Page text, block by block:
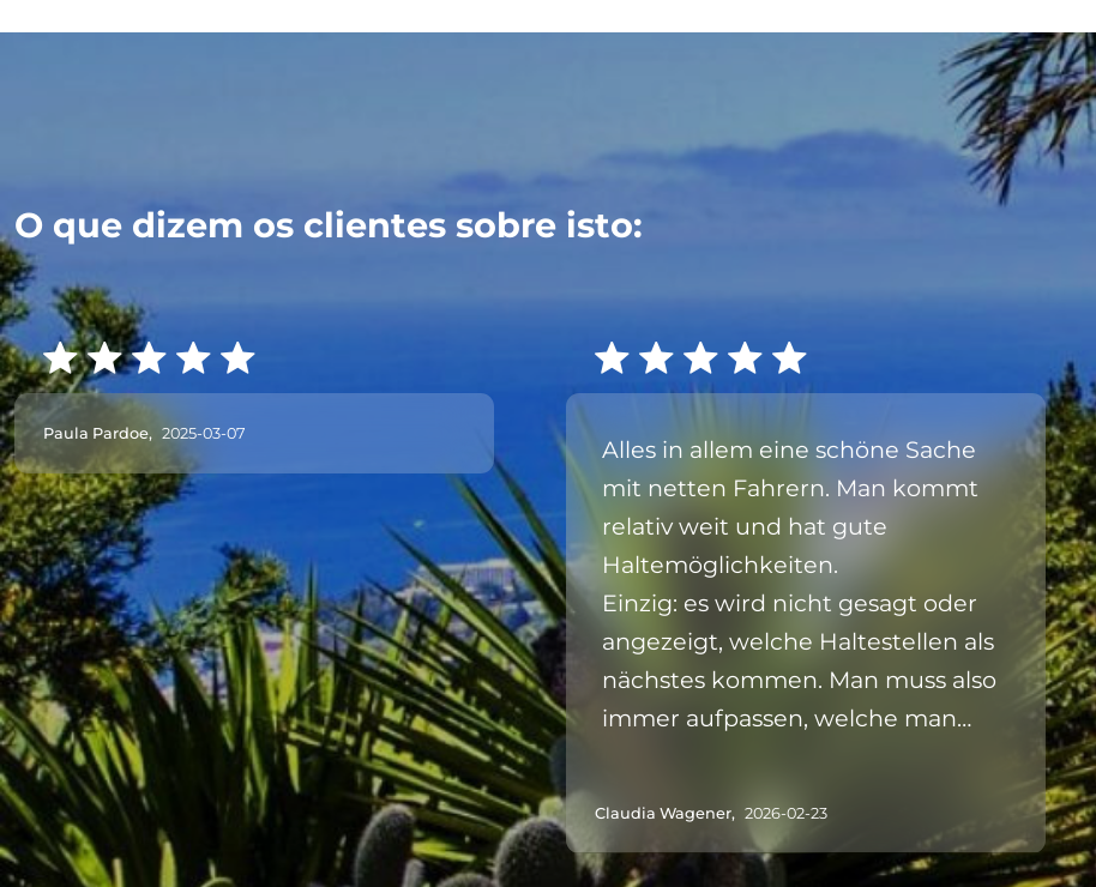
O que dizem os clientes sobre isto:
Paula Pardoe, 2025-03-07
Alles in allem eine schöne Sache
mit netten Fahrern. Man kommt
relativ weit und hat gute
Haltemöglichkeiten.
Einzig: es wird nicht gesagt oder
angezeigt, welche Haltestellen als
nächstes kommen. Man muss also
immer aufpassen, welche man
gewünschte Ziel Stop drückt.
Claudia Wagener, 2026-02-23